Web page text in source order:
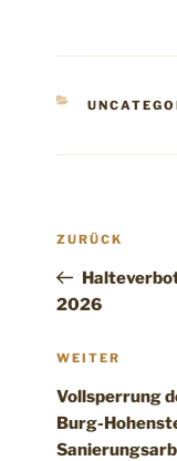
Vorheriger
ZURÜCK
2026
Nächster
WEITER
Vollsperrung
Burg-